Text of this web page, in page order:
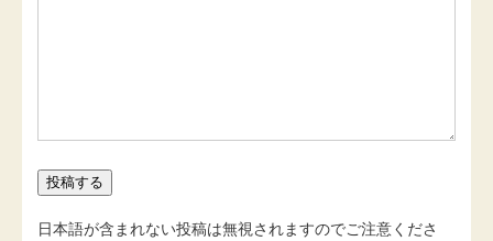
日本語が含まれない投稿は無視されますのでご注意くださ